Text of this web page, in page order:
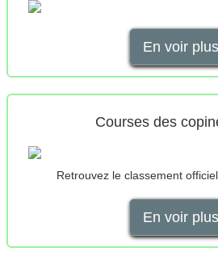
En voir plus
Courses des
Retrouvez le classement
En voir plus